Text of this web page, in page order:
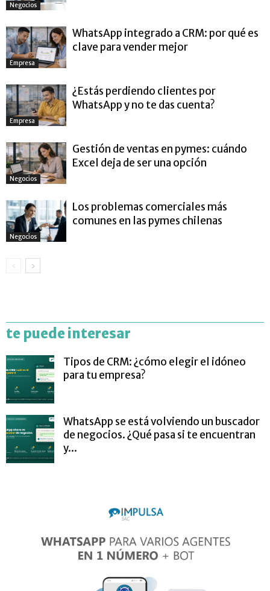
Negocios
Empresa
WhatsApp integrado a CRM: por qué es
clave para vender mejor
Empresa
¿Estás perdiendo clientes por
WhatsApp y no te das cuenta?
Negocios
Gestión de ventas en pymes: cuándo
Excel deja de ser una opción
Negocios
Los problemas comerciales más
comunes en las pymes chilenas
te puede interesar
Tipos de CRM: ¿cómo elegir el idóneo
para tu empresa?
WhatsApp se está volviendo un buscador
de negocios. ¿Qué pasa si te encuentran
y...